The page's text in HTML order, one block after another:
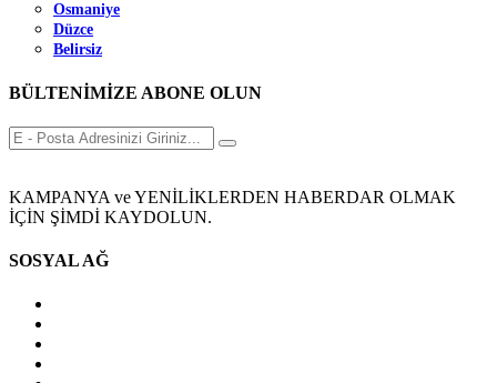
Osmaniye
Düzce
Belirsiz
BÜLTENİMİZE ABONE OLUN
KAMPANYA ve YENİLİKLERDEN HABERDAR OLMAK
İÇİN ŞİMDİ KAYDOLUN.
SOSYAL AĞ